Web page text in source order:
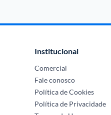
Institucional
Comercial
Fale conosco
Política de Cookies
Política de Privacidade